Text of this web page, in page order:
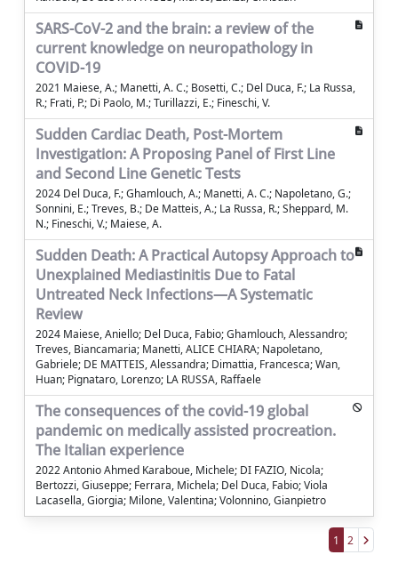
SARS-CoV-2 and the brain: a review of the
current knowledge on neuropathology in
COVID-19
2021 Maiese, A.; Manetti, A. C.; Bosetti, C.; Del Duca, F.; La Russa,
R.; Frati, P.; Di Paolo, M.; Turillazzi, E.; Fineschi, V.
Sudden Cardiac Death, Post-Mortem
Investigation: A Proposing Panel of First Line
and Second Line Genetic Tests
2024 Del Duca, F.; Ghamlouch, A.; Manetti, A. C.; Napoletano, G.;
Sonnini, E.; Treves, B.; De Matteis, A.; La Russa, R.; Sheppard, M.
N.; Fineschi, V.; Maiese, A.
Sudden Death: A Practical Autopsy Approach to
Unexplained Mediastinitis Due to Fatal
Untreated Neck Infections—A Systematic
Review
2024 Maiese, Aniello; Del Duca, Fabio; Ghamlouch, Alessandro;
Treves, Biancamaria; Manetti, ALICE CHIARA; Napoletano,
Gabriele; DE MATTEIS, Alessandra; Dimattia, Francesca; Wan,
Huan; Pignataro, Lorenzo; LA RUSSA, Raffaele
The consequences of the covid-19 global
pandemic on medically assisted procreation.
The Italian experience
2022 Antonio Ahmed Karaboue, Michele; DI FAZIO, Nicola;
Bertozzi, Giuseppe; Ferrara, Michela; Del Duca, Fabio; Viola
Lacasella, Giorgia; Milone, Valentina; Volonnino, Gianpietro
1 2